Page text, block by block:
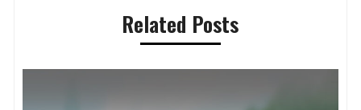
Related Posts